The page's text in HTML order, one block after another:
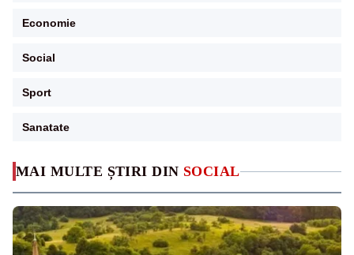
MAI MULTE ȘTIRI DIN SOCIAL
Economie
Social
Sport
Sanatate